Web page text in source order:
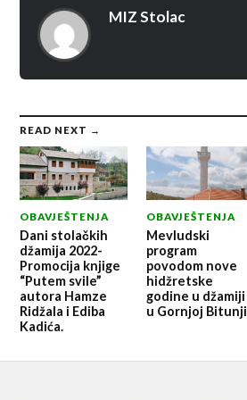
MIZ Stolac
READ NEXT →
OBAVJEŠTENJA
Dani stolačkih
džamija 2022-
Promocija knjige
“Putem svile”
autora Hamze
Ridžala i Ediba
Kadića.
OBAVJEŠTENJA
Mevludski
program
povodom nove
hidžretske
godine u džamiji
u Gornjoj Bitunji